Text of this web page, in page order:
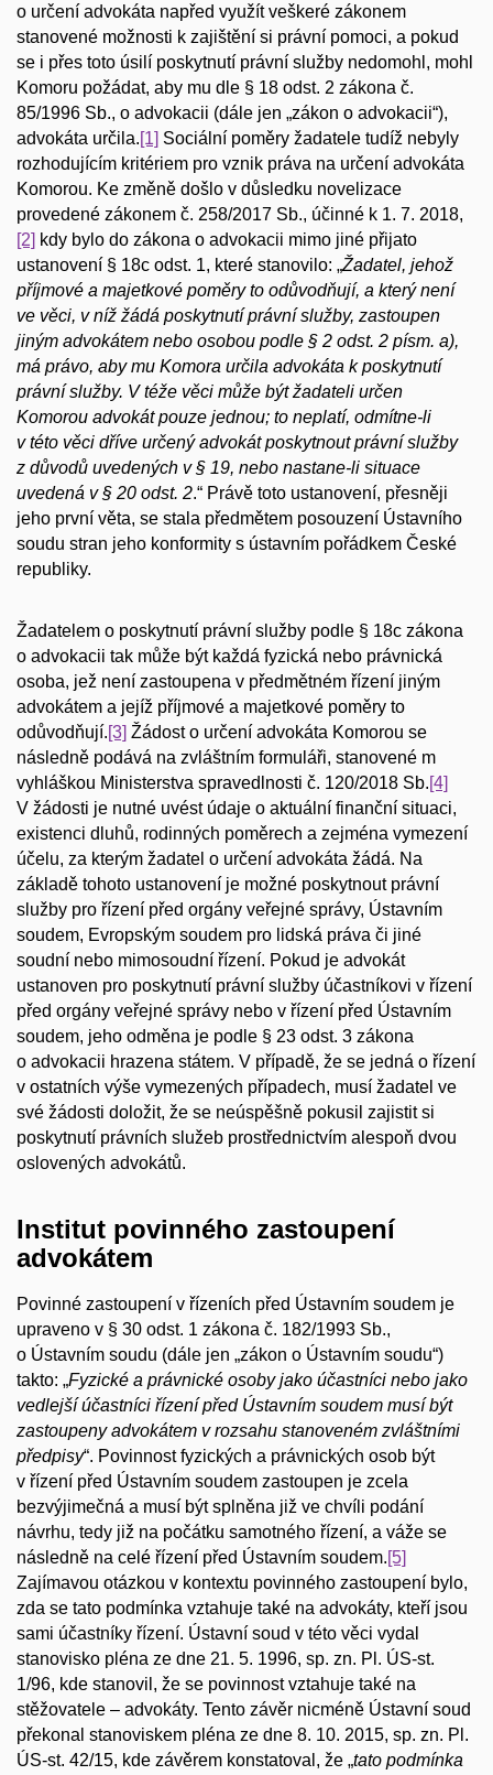
o určení advokáta napřed využít veškeré zákonem
stanovené možnosti k zajištění si právní pomoci, a pokud
se i přes toto úsilí poskytnutí právní služby nedomohl, mohl
Komoru požádat, aby mu dle § 18 odst. 2 zákona č.
85/1996 Sb., o advokacii (dále jen „zákon o advokacii“),
advokáta určila.[1] Sociální poměry žadatele tudíž nebyly
rozhodujícím kritériem pro vznik práva na určení advokáta
Komorou. Ke změně došlo v důsledku novelizace
provedené zákonem č. 258/2017 Sb., účinné k 1. 7. 2018,
[2] kdy bylo do zákona o advokacii mimo jiné přijato
ustanovení § 18c odst. 1, které stanovilo: „Žadatel, jehož
příjmové a majetkové poměry to odůvodňují, a který není
ve věci, v níž žádá poskytnutí právní služby, zastoupen
jiným advokátem nebo osobou podle § 2 odst. 2 písm. a),
má právo, aby mu Komora určila advokáta k poskytnutí
právní služby. V téže věci může být žadateli určen
Komorou advokát pouze jednou; to neplatí, odmítne-li
v této věci dříve určený advokát poskytnout právní služby
z důvodů uvedených v § 19, nebo nastane-li situace
uvedená v § 20 odst. 2.“ Právě toto ustanovení, přesněji
jeho první věta, se stala předmětem posouzení Ústavního
soudu stran jeho konformity s ústavním pořádkem České
republiky.
Žadatelem o poskytnutí právní služby podle § 18c zákona
o advokacii tak může být každá fyzická nebo právnická
osoba, jež není zastoupena v předmětném řízení jiným
advokátem a jejíž příjmové a majetkové poměry to
odůvodňují.[3] Žádost o určení advokáta Komorou se
následně podává na zvláštním formuláři, stanovené m
vyhláškou Ministerstva spravedlnosti č. 120/2018 Sb.[4]
V žádosti je nutné uvést údaje o aktuální finanční situaci,
existenci dluhů, rodinných poměrech a zejména vymezení
účelu, za kterým žadatel o určení advokáta žádá. Na
základě tohoto ustanovení je možné poskytnout právní
služby pro řízení před orgány veřejné správy, Ústavním
soudem, Evropským soudem pro lidská práva či jiné
soudní nebo mimosoudní řízení. Pokud je advokát
ustanoven pro poskytnutí právní služby účastníkovi v řízení
před orgány veřejné správy nebo v řízení před Ústavním
soudem, jeho odměna je podle § 23 odst. 3 zákona
o advokacii hrazena státem. V případě, že se jedná o řízení
v ostatních výše vymezených případech, musí žadatel ve
své žádosti doložit, že se neúspěšně pokusil zajistit si
poskytnutí právních služeb prostřednictvím alespoň dvou
oslovených advokátů.
Institut povinného zastoupení
advokátem
Povinné zastoupení v řízeních před Ústavním soudem je
upraveno v § 30 odst. 1 zákona č. 182/1993 Sb.,
o Ústavním soudu (dále jen „zákon o Ústavním soudu“)
takto: „Fyzické a právnické osoby jako účastníci nebo jako
vedlejší účastníci řízení před Ústavním soudem musí být
zastoupeny advokátem v rozsahu stanoveném zvláštními
předpisy“. Povinnost fyzických a právnických osob být
v řízení před Ústavním soudem zastoupen je zcela
bezvýjimečná a musí být splněna již ve chvíli podání
návrhu, tedy již na počátku samotného řízení, a váže se
následně na celé řízení před Ústavním soudem.[5]
Zajímavou otázkou v kontextu povinného zastoupení bylo,
zda se tato podmínka vztahuje také na advokáty, kteří jsou
sami účastníky řízení. Ústavní soud v této věci vydal
stanovisko pléna ze dne 21. 5. 1996, sp. zn. Pl. ÚS-st.
1/96, kde stanovil, že se povinnost vztahuje také na
stěžovatele – advokáty. Tento závěr nicméně Ústavní soud
překonal stanoviskem pléna ze dne 8. 10. 2015, sp. zn. Pl.
ÚS-st. 42/15, kde závěrem konstatoval, že „tato podmínka